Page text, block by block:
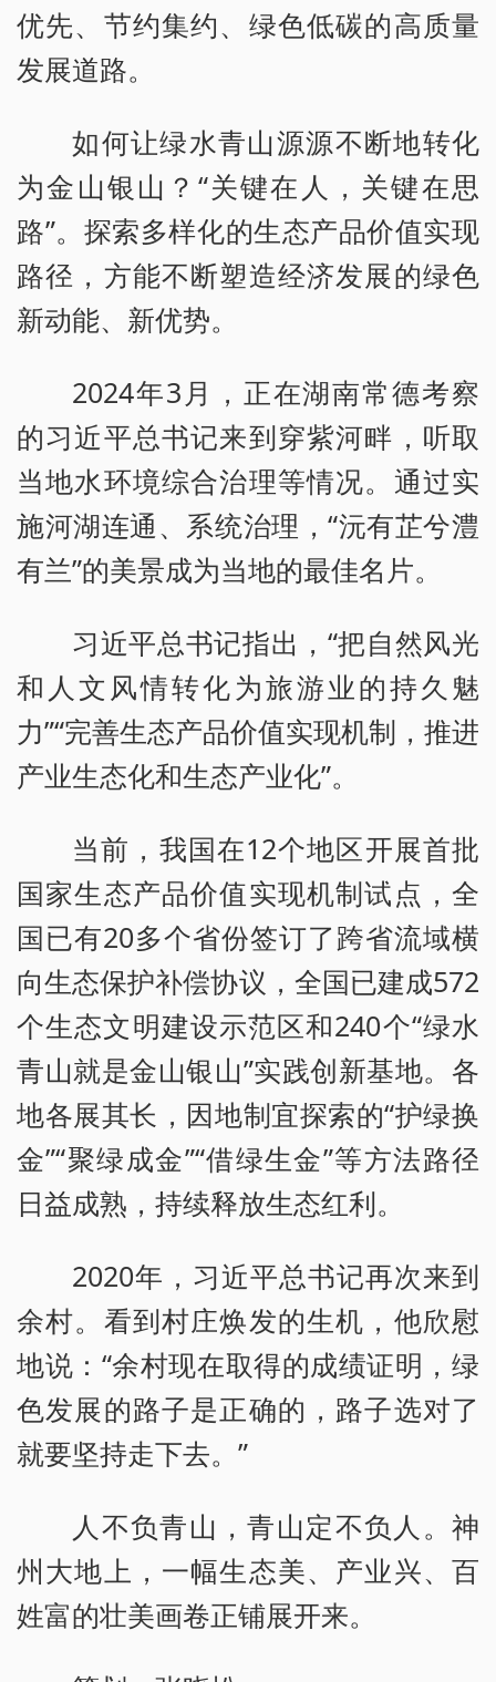
优先、节约集约、绿色低碳的高质量
发展道路。
如何让绿水青山源源不断地转化
为金山银山？“关键在人，关键在思
路”。探索多样化的生态产品价值实现
路径，方能不断塑造经济发展的绿色
新动能、新优势。
2024年3月，正在湖南常德考察
的习近平总书记来到穿紫河畔，听取
当地水环境综合治理等情况。通过实
施河湖连通、系统治理，“沅有芷兮澧
有兰”的美景成为当地的最佳名片。
习近平总书记指出，“把自然风光
和人文风情转化为旅游业的持久魅
力”“完善生态产品价值实现机制，推进
产业生态化和生态产业化”。
当前，我国在12个地区开展首批
国家生态产品价值实现机制试点，全
国已有20多个省份签订了跨省流域横
向生态保护补偿协议，全国已建成572
个生态文明建设示范区和240个“绿水
青山就是金山银山”实践创新基地。各
地各展其长，因地制宜探索的“护绿换
金”“聚绿成金”“借绿生金”等方法路径
日益成熟，持续释放生态红利。
2020年，习近平总书记再次来到
余村。看到村庄焕发的生机，他欣慰
地说：“余村现在取得的成绩证明，绿
色发展的路子是正确的，路子选对了
就要坚持走下去。”
人不负青山，青山定不负人。神
州大地上，一幅生态美、产业兴、百
姓富的壮美画卷正铺展开来。